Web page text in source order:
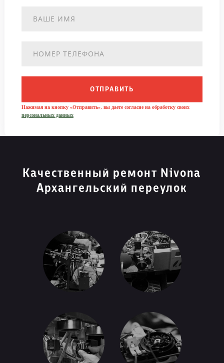
ОТПРАВИТЬ
Нажимая на кнопку «Отправить», вы даете согласие на обработку своих
персональных данных
Качественный ремонт Nivona
Архангельский переулок